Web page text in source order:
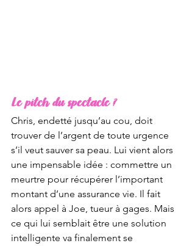
Le pitch du spectacle ?
Chris, endetté jusqu’au cou, doit
trouver de l’argent de toute urgence
s’il veut sauver sa peau. Lui vient alors
une impensable idée : commettre un
meurtre pour récupérer l’important
montant d’une assurance vie. Il fait
alors appel à Joe, tueur à gages. Mais
ce qui lui semblait être une solution
intelligente va finalement se